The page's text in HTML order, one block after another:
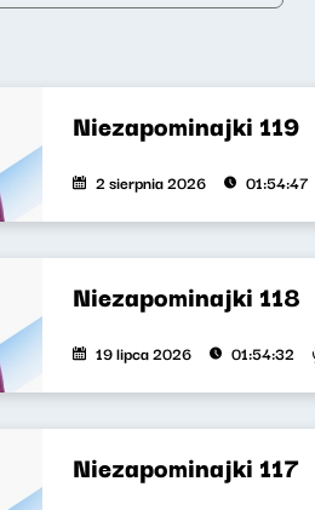
Niezapominajki 119
2 sierpnia 2026 01:54:47
Niezapominajki 118
19 lipca 2026 01:54:32
Niezapominajki 117